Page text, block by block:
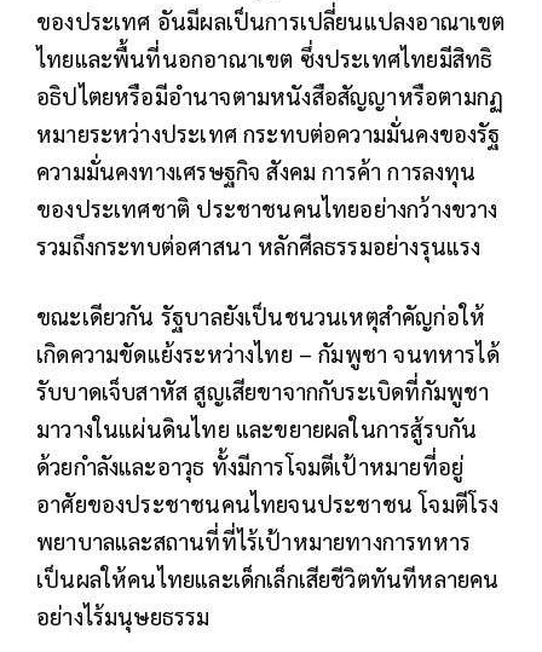
ของประเทศ อันมีผลเป็นการเปลี่ยนแปลงอาณาเขต
ไทยและพื้นที่นอกอาณาเขต ซึ่งประเทศไทยมีสิทธิ
อธิปไตยหรือมีอำนาจตามหนังสือสัญญาหรือตามกฏ
หมายระหว่างประเทศ กระทบต่อความมั่นคงของรัฐ
ความมั่นคงทางเศรษฐกิจ สังคม การค้า การลงทุน
ของประเทศชาติ ประชาชนคนไทยอย่างกว้างขวาง
รวมถึงกระทบต่อศาสนา หลักศีลธรรมอย่างรุนแรง
ขณะเดียวกัน รัฐบาลยังเป็นชนวนเหตุสำคัญก่อให้
เกิดความขัดแย้งระหว่างไทย – กัมพูชา จนทหารได้
รับบาดเจ็บสาหัส สูญเสียขาจากกับระเบิดที่กัมพูชา
มาวางในแผ่นดินไทย และขยายผลในการสู้รบกัน
ด้วยกำลังและอาวุธ ทั้งมีการโจมตีเป้าหมายที่อยู่
อาศัยของประชาชนคนไทยจนประชาชน โจมตีโรง
พยาบาลและสถานที่ที่ไร้เป้าหมายทางการทหาร
เป็นผลให้คนไทยและเด็กเล็กเสียชีวิตทันทีหลายคน
อย่างไร้มนุษยธรรม